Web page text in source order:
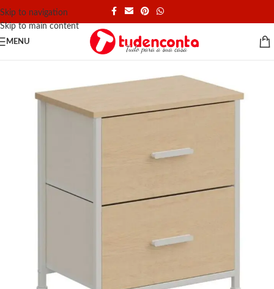
Skip to navigation
Skip to main content
MENU